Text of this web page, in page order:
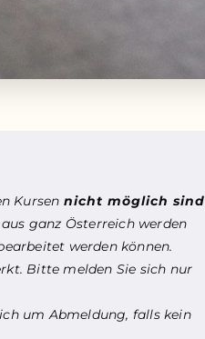
Kursen nicht möglich sind
ganz Österreich werden
werden können.
Bitte melden Sie sich nur
um Abmeldung, falls kein